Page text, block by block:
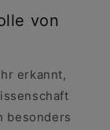
von
erkannt,
besonders